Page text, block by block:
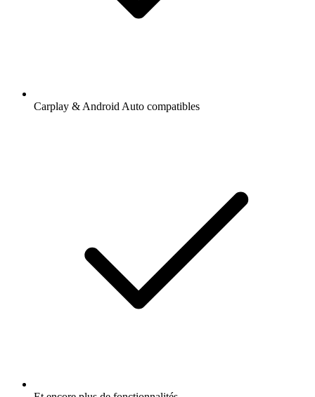
Carplay & Android Auto compatibles